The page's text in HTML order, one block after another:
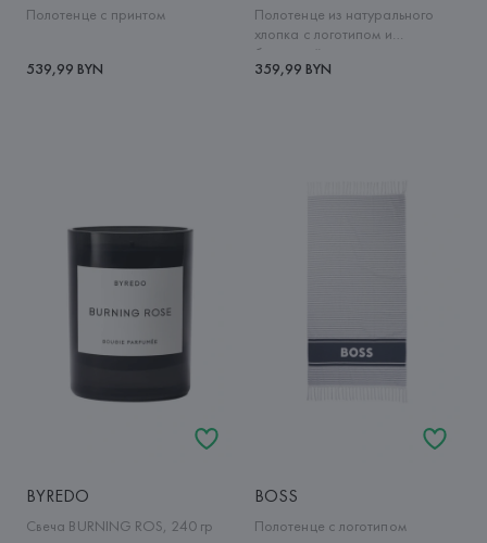
Полотенце с принтом
539,99 BYN
Полотенце из натурального
хлопка с логотипом и
бахромой
359,99 BYN
BYREDO
Свеча BURNING ROS, 240 гр
BOSS
Полотенце с логотипом